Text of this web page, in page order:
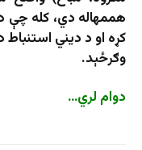
هممهاله دي، کله چې
کړه او د دیني
وګرځېد.
دوام لري…